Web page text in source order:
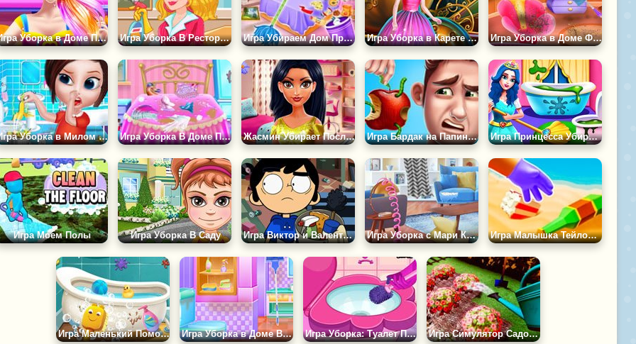
Игра Уборка в Доме Принцессы Куколки Игра Уборка В Ресторане Игра Убираем Дом Принцессы Игра Уборка в Карете Принцессы Игра Уборка в Доме Феи
Игра Уборка в Милом Доме Игра Уборка В Доме Принцессы Жасмин Убирает После Вечеринки Игра Бардак на Папину Голову Игра Принцесса Убирает в Доме
Игра Моем Полы Игра Уборка В Саду Игра Виктор и Валентино: Челлендж по Уборке Игра Уборка с Мари Кондо Игра Малышка Тейлор Убирает на Пляже
Игра Маленький Помощник в Семье Суперменов Игра Уборка в Доме Выпускниц Игра Уборка: Туалет Принцессы Игра Симулятор Садовника